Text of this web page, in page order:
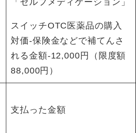
「セルフメディケーション」
スイッチOTC医薬品の購入
対価-保険金などで補てんさ
れる金額-12,000円（限度額
88,000円）
支払った金額